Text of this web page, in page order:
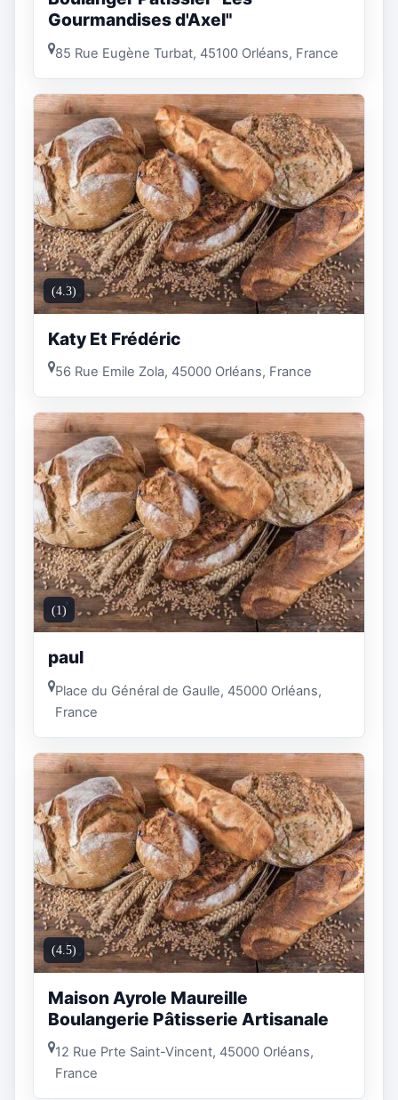
Gourmandises d'Axel"
85 Rue Eugène Turbat, 45100 Orléans, France
(4.3)
Katy Et Frédéric
56 Rue Emile Zola, 45000 Orléans, France
(1)
paul
Place du Général de Gaulle, 45000 Orléans,
France
(4.5)
Maison Ayrole Maureille
Boulangerie Pâtisserie Artisanale
12 Rue Prte Saint-Vincent, 45000 Orléans,
France